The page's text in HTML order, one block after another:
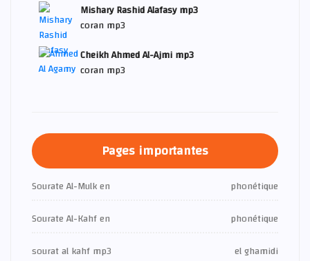
Mishary Rashid Alafasy mp3
coran mp3
Cheikh Ahmed Al-Ajmi mp3
coran mp3
Pages importantes
Sourate Al-Mulk en
phonétique
Sourate Al-Kahf en
phonétique
sourat al kahf mp3
el ghamidi